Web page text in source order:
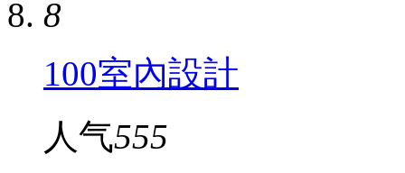
8
100室內設計
人气555